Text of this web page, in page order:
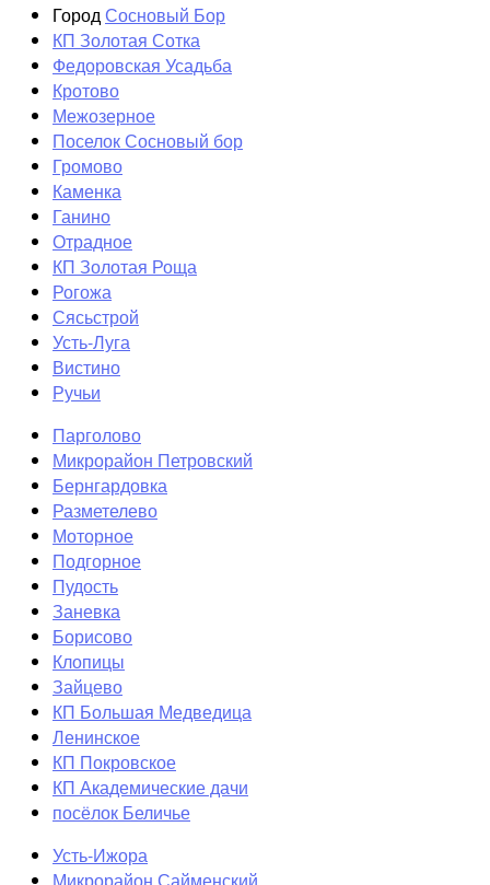
ГородСосновый Бор
КП Золотая Сотка
Федоровская Усадьба
Кротово
Межозерное
Поселок Сосновый бор
Громово
Каменка
Ганино
Отрадное
КП Золотая Роща
Рогожа
Сясьстрой
Усть-Луга
Вистино
Ручьи
Парголово
Микрорайон Петровский
Бернгардовка
Разметелево
Моторное
Подгорное
Пудость
Заневка
Борисово
Клопицы
Зайцево
КП Большая Медведица
Ленинское
КП Покровское
КП Академические дачи
посёлок Беличье
Усть-Ижора
Микрорайон Сайменский